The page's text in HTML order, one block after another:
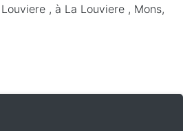
, à La Louviere , Mons,